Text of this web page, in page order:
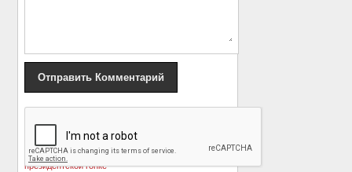
Анджелина Джоли не
исключила своего
участия в
президентской гонке
вагоне бизнес-класса